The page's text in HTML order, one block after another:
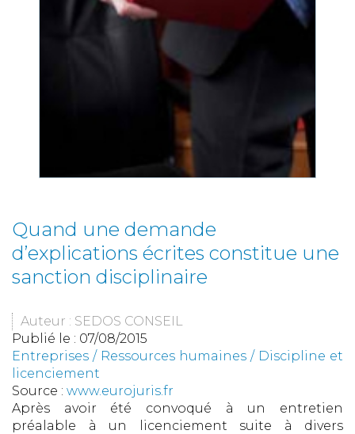
Quand une demande
d’explications écrites constitue une
sanction disciplinaire
Auteur : SEDOS CONSEIL
Publié le : 07/08/2015
Entreprises / Ressources humaines / Discipline et
licenciement
Source : www.eurojuris.fr
Après avoir été convoqué à un entretien
préalable à un licenciement suite à divers